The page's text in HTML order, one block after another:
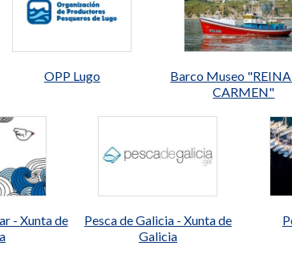
OPP Lugo
Barco Museo
CARMEN"
- Xunta de
Pesca de Galicia - Xunta de
Galicia